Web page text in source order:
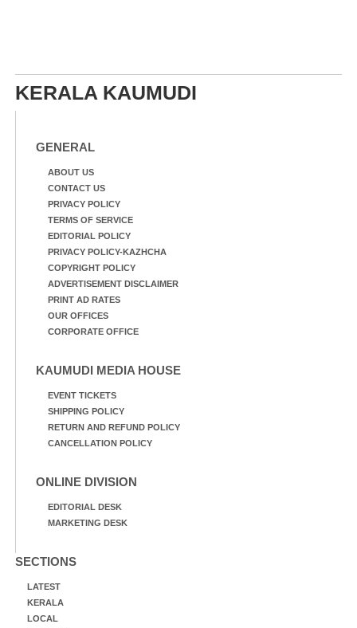
KERALA KAUMUDI
GENERAL
ABOUT US
CONTACT US
PRIVACY POLICY
TERMS OF SERVICE
EDITORIAL POLICY
PRIVACY POLICY-KAZHCHA
COPYRIGHT POLICY
ADVERTISEMENT DISCLAIMER
PRINT AD RATES
OUR OFFICES
CORPORATE OFFICE
KAUMUDI MEDIA HOUSE
EVENT TICKETS
SHIPPING POLICY
RETURN AND REFUND POLICY
CANCELLATION POLICY
ONLINE DIVISION
EDITORIAL DESK
MARKETING DESK
SECTIONS
LATEST
KERALA
LOCAL